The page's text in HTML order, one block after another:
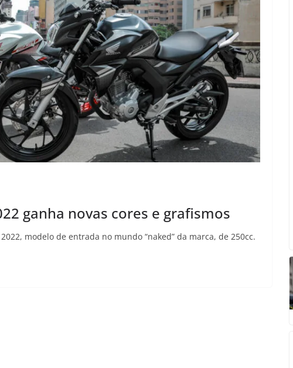
ganha novas cores e grafismos
modelo de entrada no mundo “naked” da marca, de 250cc.